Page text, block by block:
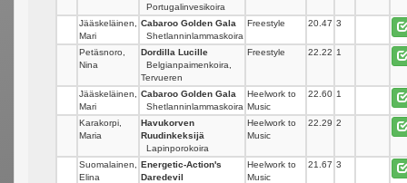
Portugalinvesikoira
Jääskeläinen,
Mari
Cabaroo Golden Gala
Shetlanninlammaskoira
Freestyle 20.47 3
Petäsnoro,
Nina
Dordilla Lucille
Belgianpaimenkoira,
Tervueren
Freestyle 22.22 1
Jääskeläinen,
Mari
Cabaroo Golden Gala
Shetlanninlammaskoira
Heelwork to
Music
22.60 1
Karakorpi,
Maria
Havukorven
Ruudinkeksijä
Lapinporokoira
Heelwork to
Music
22.29 2
Suomalainen,
Elina
Energetic-Action's
Daredevil
Heelwork to
Music
21.67 3